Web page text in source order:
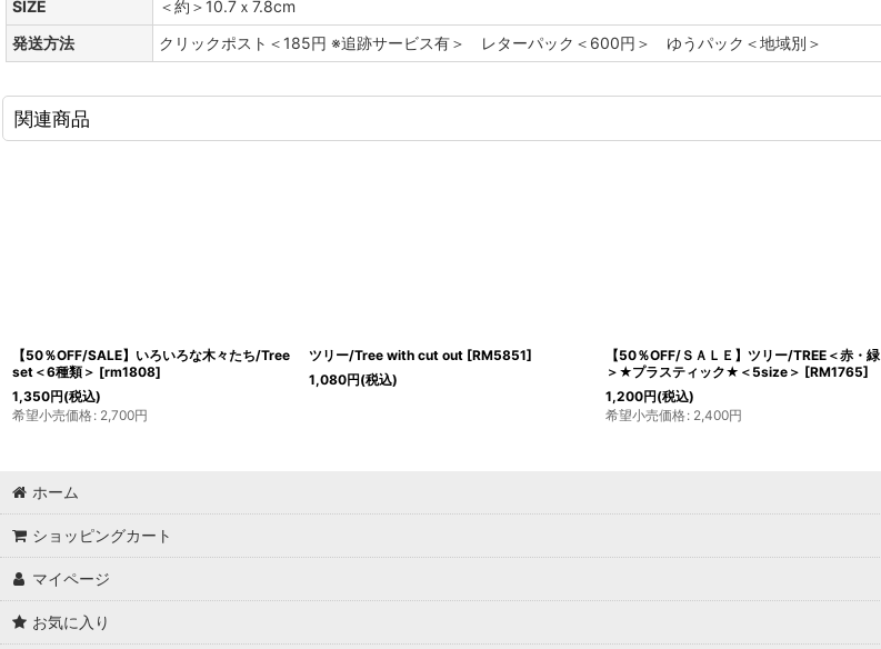
SIZE
＜約＞10.7ｘ7.8cm
発送方法
クリックポスト＜185円 ※追跡サービス有＞ レターパック＜600円＞ ゆうパック＜地域別＞
関連商品
【50％OFF/SALE】いろいろな木々たち/Tree
set＜6種類＞ [rm1808]
1,350円(税込)
希望小売価格: 2,700円
ツリー/Tree with cut out [RM5851]
1,080円(税込)
【50％OFF/ＳＡＬＥ】ツリー/TREE＜赤・緑
＞★プラスティック★＜5size＞ [RM1765]
1,200円(税込)
希望小売価格: 2,400円
ホーム
ショッピングカート
マイページ
お気に入り